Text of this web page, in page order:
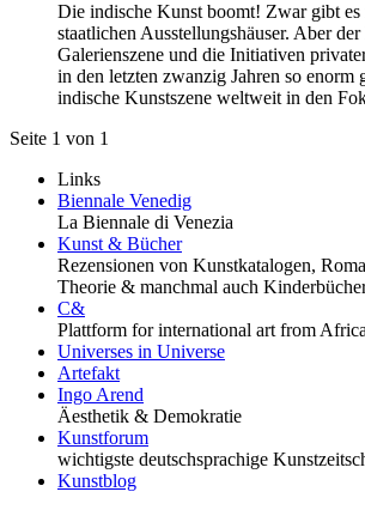
Die indische Kunst boomt! Zwar gibt es
staatlichen Ausstellungshäuser. Aber
Galerienszene und die Initiativen
in den letzten zwanzig Jahren so enorm
indische Kunstszene weltweit in den
Seite 1 von 1
Links
Biennale Venedig
La Biennale di Venezia
Kunst & Bücher
Rezensionen von Kunstkatalogen,
Theorie & manchmal auch
C&
Plattform for international art from
Universes in Universe
Artefakt
Ingo Arend
Äesthetik & Demokratie
Kunstforum
wichtigste deutschsprachige
Kunstblog